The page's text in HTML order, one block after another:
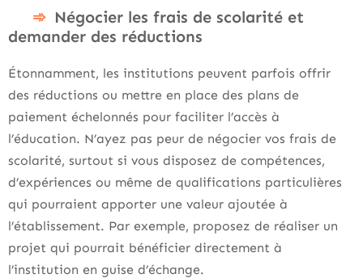
Négocier les frais de scolarité et
demander des réductions
Étonnamment, les institutions peuvent parfois offrir
des réductions ou mettre en place des plans de
paiement échelonnés pour faciliter l’accès à
l’éducation. N’ayez pas peur de négocier vos frais de
scolarité, surtout si vous disposez de compétences,
d’expériences ou même de qualifications particulières
qui pourraient apporter une valeur ajoutée à
l’établissement. Par exemple, proposez de réaliser un
projet qui pourrait bénéficier directement à
l’institution en guise d’échange.